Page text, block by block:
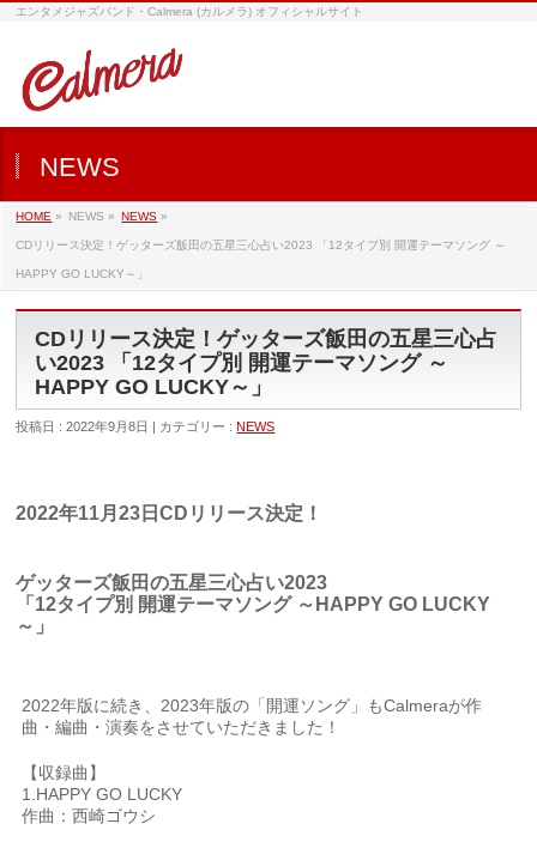
エンタメジャズバンド・Calmera (カルメラ) オフィシャルサイト
NEWS
HOME » NEWS » NEWS »
CDリリース決定！ゲッターズ飯田の五星三心占い2023 「12タイプ別 開運テーマソング ～
HAPPY GO LUCKY～」
CDリリース決定！ゲッターズ飯田の五星三心占
い2023 「12タイプ別 開運テーマソング ～
HAPPY GO LUCKY～」
投稿日 : 2022年9月8日 | カテゴリー :NEWS
2022年11月23日CDリリース決定！
ゲッターズ飯田の五星三心占い2023
「12タイプ別 開運テーマソング ～HAPPY GO LUCKY
～」
2022年版に続き、2023年版の「開運ソング」もCalmeraが作
曲・編曲・演奏をさせていただきました！
【収録曲】
1.HAPPY GO LUCKY
作曲：西崎ゴウシ